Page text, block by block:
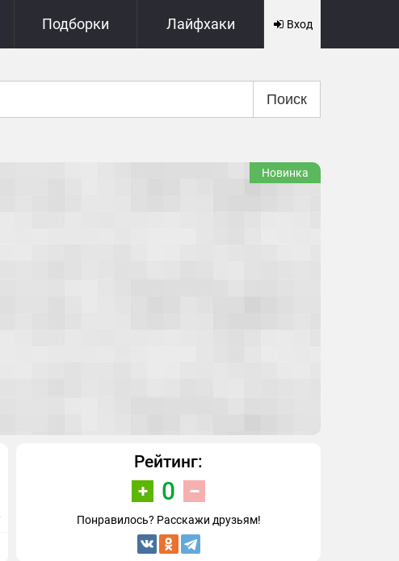
Подборки Лайфхаки Вход
Поиск
Новинка
Рейтинг:
0
Понравилось? Расскажи друзьям!